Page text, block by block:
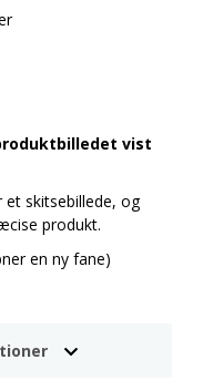
vist
et skitsebillede, og
produkt.
en ny fane)